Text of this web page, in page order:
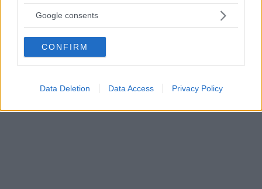
not limited to your visit or usage behaviour. You may click to
use your data for below specified purposes in below Google
consent section.
Google consents
CONFIRM
Data Deletion Data Access Privacy Policy
amore, vita e libertà
Mantra per la primavera: le migliori frasi da
ripetere per la fioritura personale
Le frasi più belle scritte da Damiano David, con